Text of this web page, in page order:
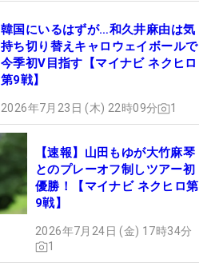
韓国にいるはずが…和久井麻由は気
持ち切り替えキャロウェイボールで
今季初V目指す【マイナビ ネクヒロ
第9戦】
2026年7月23日 (木) 22時09分 1
【速報】山田もゆが大竹麻琴
とのプレーオフ制しツアー初
優勝！【マイナビ ネクヒロ第
9戦】
2026年7月24日 (金) 17時34分
1